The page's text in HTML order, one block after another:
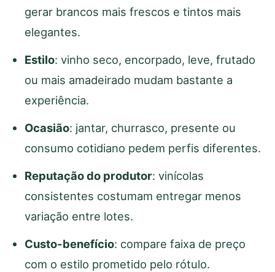
gerar brancos mais frescos e tintos mais
elegantes.
Estilo: vinho seco, encorpado, leve, frutado
ou mais amadeirado mudam bastante a
experiência.
Ocasião: jantar, churrasco, presente ou
consumo cotidiano pedem perfis diferentes.
Reputação do produtor: vinícolas
consistentes costumam entregar menos
variação entre lotes.
Custo-benefício: compare faixa de preço
com o estilo prometido pelo rótulo.